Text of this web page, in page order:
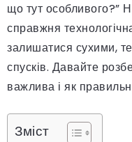
що тут особливого?”
справжня
залишатися сухими,
спусків. Давайте
важлива і як
Зміст